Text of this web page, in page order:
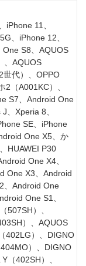
iPhone 11、
、iPhone 12、
S8、AQUOS
、AQUOS
世代）、OPPO
2（A001KC）、
S7、Android One
、Xperia 8、
SE、iPhone
One X5、か
HUAWEI P30
One X4、
One X3、Android
、Android One
One S1、
507SH）、
）、AQUOS
402LG）、DIGNO
）、DIGNO
（402SH）、